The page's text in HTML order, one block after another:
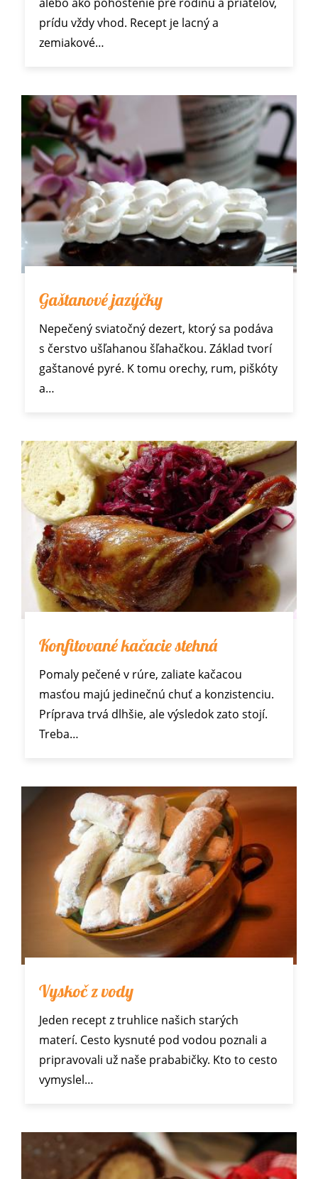
prídu vždy vhod. Recept je lacný a
zemiakové…
Gaštanové jazýčky
Nepečený sviatočný dezert, ktorý sa podáva
s čerstvo ušľahanou šľahačkou. Základ tvorí
gaštanové pyré. K tomu orechy, rum, piškóty
a…
Konfitované kačacie stehná
Pomaly pečené v rúre, zaliate kačacou
masťou majú jedinečnú chuť a konzistenciu.
Príprava trvá dlhšie, ale výsledok zato stojí.
Treba…
Vyskoč z vody
Jeden recept z truhlice našich starých
materí. Cesto kysnuté pod vodou poznali a
pripravovali už naše prababičky. Kto to cesto
vymyslel…